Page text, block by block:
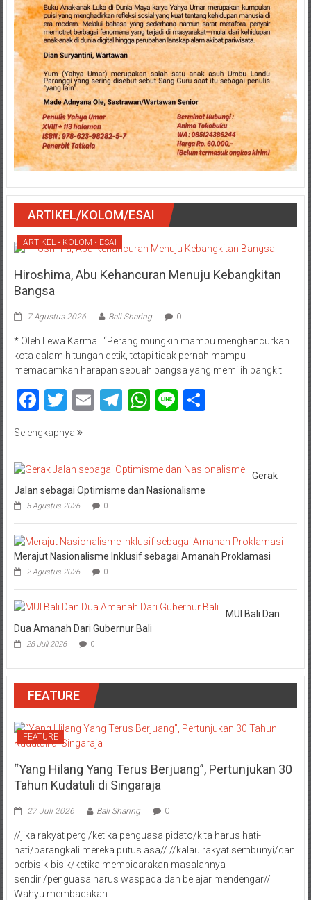
ARTIKEL/KOLOM/ESAI
ARTIKEL • KOLOM • ESAI
Hiroshima, Abu Kehancuran Menuju Kebangkitan
Bangsa
7 Agustus 2026 Bali Sharing 0
* Oleh Lewa Karma “Perang mungkin mampu menghancurkan
kota dalam hitungan detik, tetapi tidak pernah mampu
memadamkan harapan sebuah bangsa yang memilih bangkit
Facebook
Twitter
EmailTelegram
WhatsApp
LineShare
Selengkapnya
Gerak
Jalan sebagai Optimisme dan Nasionalisme
5 Agustus 2026 0
Merajut Nasionalisme Inklusif sebagai Amanah Proklamasi
2 Agustus 2026 0
MUI Bali Dan
Dua Amanah Dari Gubernur Bali
28 Juli 2026 0
FEATURE
FEATURE
“Yang Hilang Yang Terus Berjuang”, Pertunjukan 30
Tahun Kudatuli di Singaraja
27 Juli 2026 Bali Sharing 0
//jika rakyat pergi/ketika penguasa pidato/kita harus hati-
hati/barangkali mereka putus asa// //kalau rakyat sembunyi/dan
berbisik-bisik/ketika membicarakan masalahnya
sendiri/penguasa harus waspada dan belajar mendengar//
Wahyu membacakan